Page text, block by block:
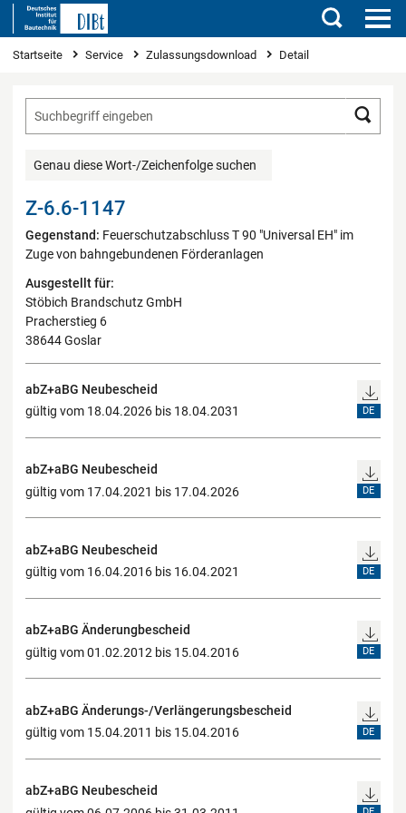
Suchen
Sie sind hier
Startseite Service Zulassungsdownload Detail
Genau diese Wort-/Zeichenfolge suchen
Z-6.6-1147
Gegenstand: Feuerschutzabschluss T 90 "Universal EH" im
Zuge von bahngebundenen Förderanlagen
Ausgestellt für:
Stöbich Brandschutz GmbH
Pracherstieg 6
38644 Goslar
abZ+aBG Neubescheid
gültig vom 18.04.2026 bis 18.04.2031
DE
abZ+aBG Neubescheid
gültig vom 17.04.2021 bis 17.04.2026
DE
abZ+aBG Neubescheid
gültig vom 16.04.2016 bis 16.04.2021
DE
abZ+aBG Änderungbescheid
gültig vom 01.02.2012 bis 15.04.2016
DE
abZ+aBG Änderungs-/Verlängerungsbescheid
gültig vom 15.04.2011 bis 15.04.2016
DE
abZ+aBG Neubescheid